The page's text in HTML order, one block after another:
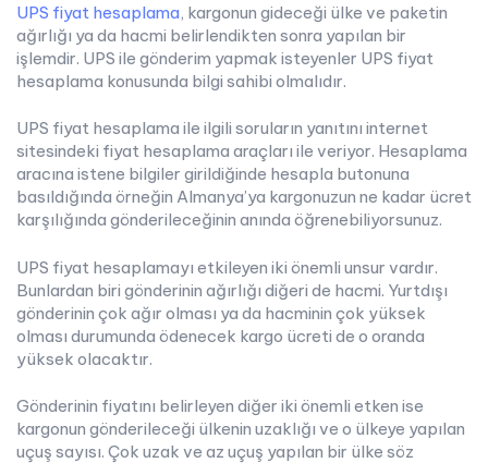
UPS fiyat hesaplama, kargonun gideceği ülke ve paketin
ağırlığı ya da hacmi belirlendikten sonra yapılan bir
işlemdir. UPS ile gönderim yapmak isteyenler UPS fiyat
hesaplama konusunda bilgi sahibi olmalıdır.
UPS fiyat hesaplama ile ilgili soruların yanıtını internet
sitesindeki fiyat hesaplama araçları ile veriyor. Hesaplama
aracına istene bilgiler girildiğinde hesapla butonuna
basıldığında örneğin Almanya’ya kargonuzun ne kadar ücret
karşılığında gönderileceğinin anında öğrenebiliyorsunuz.
UPS fiyat hesaplamayı etkileyen iki önemli unsur vardır.
Bunlardan biri gönderinin ağırlığı diğeri de hacmi. Yurtdışı
gönderinin çok ağır olması ya da hacminin çok yüksek
olması durumunda ödenecek kargo ücreti de o oranda
yüksek olacaktır.
Gönderinin fiyatını belirleyen diğer iki önemli etken ise
kargonun gönderileceği ülkenin uzaklığı ve o ülkeye yapılan
uçuş sayısı. Çok uzak ve az uçuş yapılan bir ülke söz